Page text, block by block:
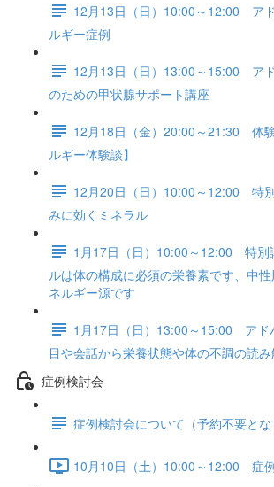
12月13日（日）10:00～12:00 ア
ルギー症例
12月13日（日）13:00～15:00 ア
のための甲状腺サポート講座
12月18日（金）20:00～21:30 体
ルギー体験談】
12月20日（日）10:00～12:00 特
みに効くミネラル
1月17日（日）10:00～12:00 特
ルは体の構成に必須の栄養素です、中
ネルギー源です
1月17日（日）13:00～15:00 ア
目や会話から栄養状態や体の不調の読み
症例検討会
症例検討会について（予約不要とな
10月10日（土）10:00～12:00 症